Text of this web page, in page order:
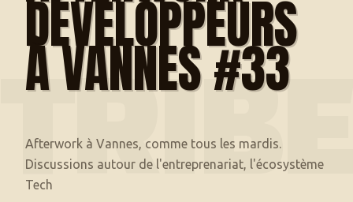
TRIBE
DÉVELOPPEURS
À VANNES #33
Afterwork à Vannes, comme tous les mardis.
Discussions autour de l'entreprenariat, l'écosystème